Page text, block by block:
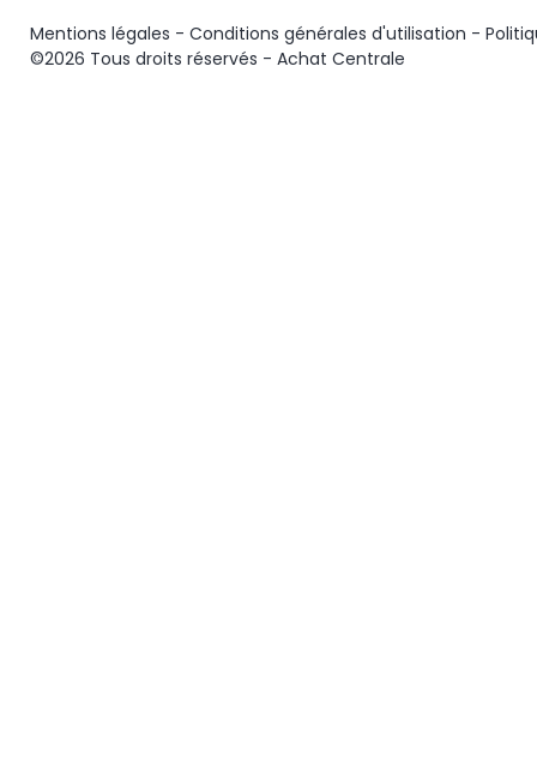
Mentions légales - Conditions générales d'utilisation -
©2026 Tous droits réservés - Achat Centrale